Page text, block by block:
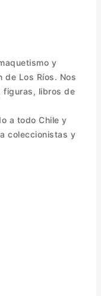
y
de Los Ríos. Nos
figuras, libros de
a todo Chile y
coleccionistas y